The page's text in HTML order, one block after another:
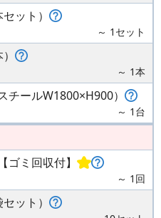
ット）
～ 1セット
～ 1本
ールW1800×H900）
～ 1台
ミ回収付】
～ 1回
ット）